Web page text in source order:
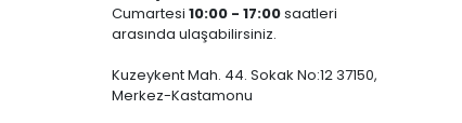
Cumartesi 10:00 - 17:00saatleri
arasında ulaşabilirsiniz.
Kuzeykent Mah. 44. Sokak No:12 37150,
Merkez-Kastamonu